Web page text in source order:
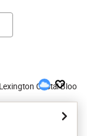
Lexington Costal